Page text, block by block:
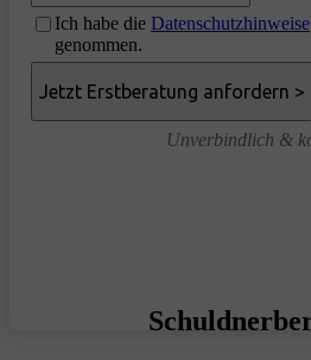
Ich habe die Datenschutzhinweise
genommen.
Unverbindlich &